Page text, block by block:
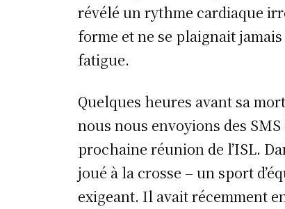
révélé un rythme cardiaque
forme et ne se plaignait
fatigue.
Quelques heures avant sa
nous nous envoyions des
prochaine réunion de l’ISL.
joué à la crosse – un sport
exigeant. Il avait récemment